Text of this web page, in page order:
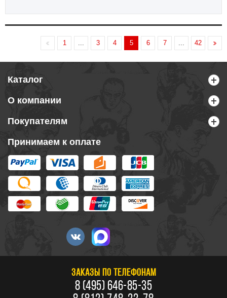
1 3 4 5 6 7 42
Каталог
О компании
Покупателям
Принимаем к оплате
ЗАКАЗЫ ПО ТЕЛЕФОНАМ
8 (495) 646-85-35